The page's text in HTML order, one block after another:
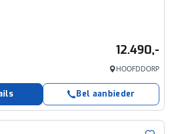
12.490,-
HOOFDDORP
Bel aanbieder